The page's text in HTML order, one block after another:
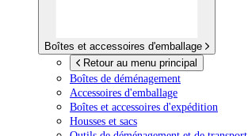
Boîtes et accessoires d'emballage
Retour au menu principal
Boîtes de déménagement
Accessoires d'emballage
Boîtes et accessoires d'expédition
Housses et sacs